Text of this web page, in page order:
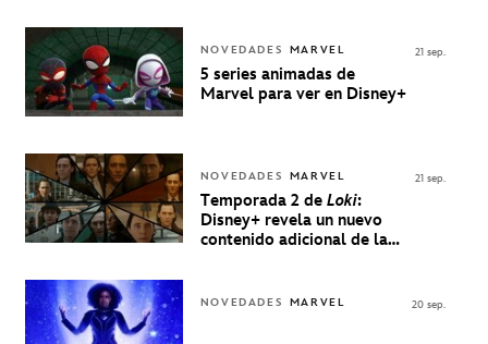
NOVEDADES MARVEL
5 series animadas de
Marvel para ver en Disney+
21 sep.
NOVEDADES MARVEL
Temporada 2 de Loki:
Disney+ revela un nuevo
contenido adicional de la
21 sep.
NOVEDADES MARVEL 20 sep.